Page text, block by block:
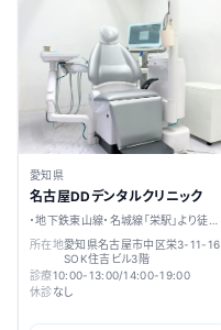
愛知県
名古屋DDデンタルクリニック
・地下鉄東山線・名城線「栄駅」より徒歩
10分
所在地愛知県名古屋市中区栄3-11-16
SOK住吉ビル3階
診療10:00-13:00/14:00-19:00
休診なし